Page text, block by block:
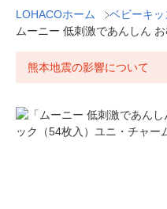
LOHACOホーム ベビーキッ
ムーニー 低刺激であんしん
熊本地震の影響について